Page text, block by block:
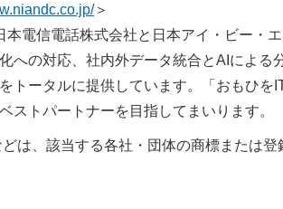
＞
電信電話株式会社と日本アイ・ビー・
への対応、社内外データ統合とAIによる
トータルに提供しています。「おもひを
ストパートナーを目指してまいります。
は、該当する各社・団体の商標または登